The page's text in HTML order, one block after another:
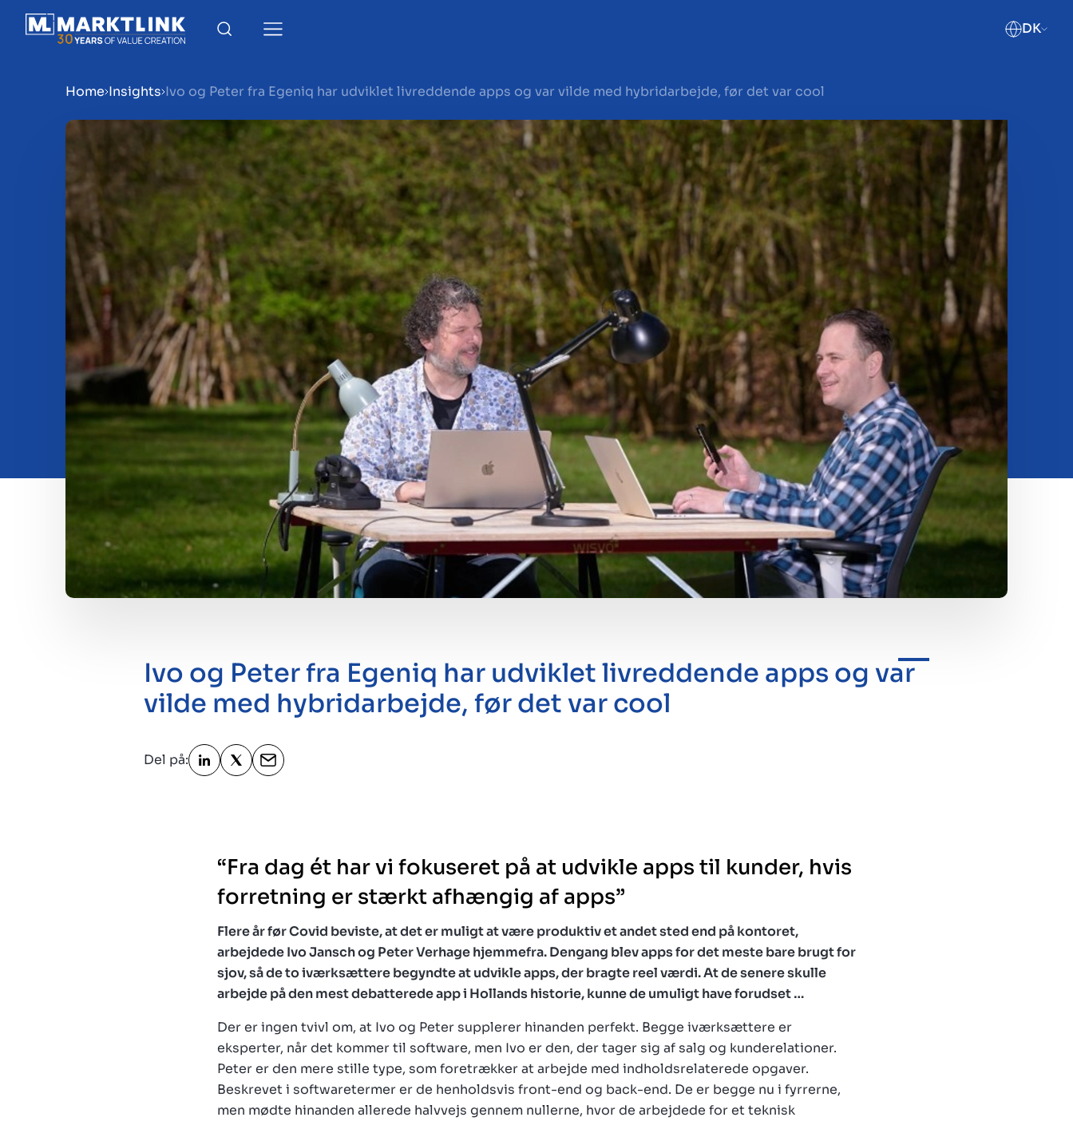
DK
Menu
Gør virksomhed klar til salg
Salg af virksomhed
Køb af virksomhed
Insights
Om os
Kontakt
Home Insights Ivo og Peter fra Egeniq har udviklet livreddende apps og var vilde med hybridarbejde, før det var cool
Ivo og Peter fra Egeniq har udviklet livreddende apps og var
vilde med hybridarbejde, før det var cool
Del på:
“Fra dag ét har vi fokuseret på at udvikle apps til kunder, hvis
forretning er stærkt afhængig af apps”
Flere år før Covid beviste, at det er muligt at være produktiv et andet sted end på kontoret,
arbejdede Ivo Jansch og Peter Verhage hjemmefra. Dengang blev apps for det meste bare brugt for
sjov, så de to iværksættere begyndte at udvikle apps, der bragte reel værdi. At de senere skulle
arbejde på den mest debatterede app i Hollands historie, kunne de umuligt have forudset …
Der er ingen tvivl om, at Ivo og Peter supplerer hinanden perfekt. Begge iværksættere er
eksperter, når det kommer til software, men Ivo er den, der tager sig af salg og kunderelationer.
Peter er den mere stille type, som foretrækker at arbejde med indholdsrelaterede opgaver.
Beskrevet i softwaretermer er de henholdsvis front-end og back-end. De er begge nu i fyrrerne,
men mødte hinanden allerede halvvejs gennem nullerne, hvor de arbejdede for et teknisk